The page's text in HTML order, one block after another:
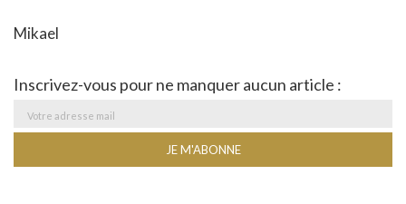
Mikael
Inscrivez-vous pour ne manquer aucun article :